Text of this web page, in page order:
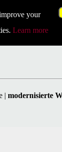
your
Learn more
| modernisierte